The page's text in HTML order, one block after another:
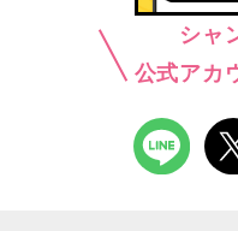
シャ
公式アカ